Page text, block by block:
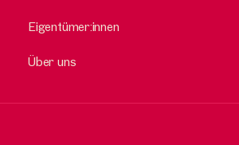
Eigentümer:innen
Über uns